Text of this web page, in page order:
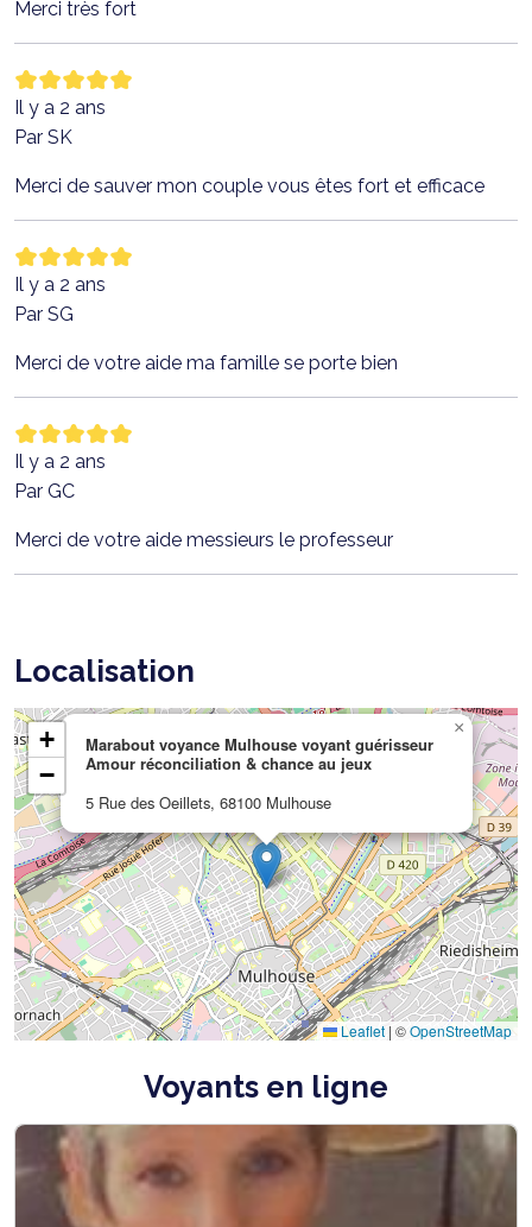
Merci très fort
Il y a 2 ans
Par SK
Merci de sauver mon couple vous êtes fort et efficace
Il y a 2 ans
Par SG
Merci de votre aide ma famille se porte bien
Il y a 2 ans
Par GC
Merci de votre aide messieurs le professeur
Localisation
Marabout voyance Mulhouse voyant guérisseur
Amour réconciliation & chance au jeux
5 Rue des Oeillets, 68100 Mulhouse
×
+
−
Leaflet | ©OpenStreetMap
Voyants en ligne